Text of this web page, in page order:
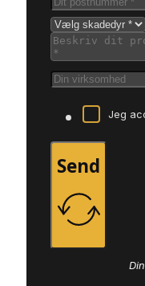
Jeg
Send